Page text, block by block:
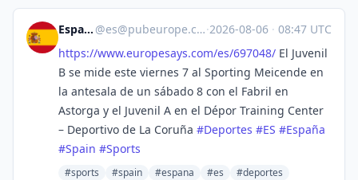
España @es@pubeurope.com ·2026-08-06 · 08:47 UTC
https://www.europesays.com/es/697048/ El Juvenil
B se mide este viernes 7 al Sporting Meicende en
la antesala de un sábado 8 con el Fabril en
Astorga y el Juvenil A en el Dépor Training Center
– Deportivo de La Coruña #Deportes #ES #España
#Spain #Sports
#sports #spain #espana #es #deportes